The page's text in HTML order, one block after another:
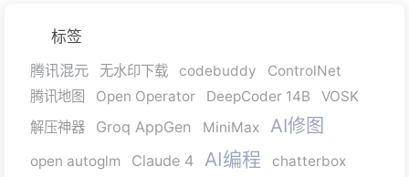
标签
腾讯混元
无水印下载 codebuddy
ControlNet
腾讯地图
Open Operator DeepCoder 14B
VOSK
解压神器
Groq AppGen MiniMax AI修图
open autoglm Claude 4 AI编程 chatterbox